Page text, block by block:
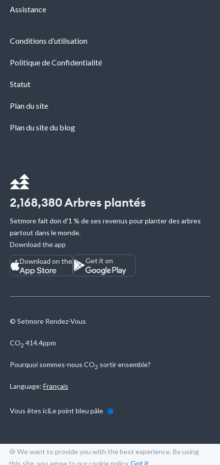
Assistance
Conditions d’utilisation
Politique de Confidentialité
Statut
Plan du site
Plan du site du blog
2,168,380 Arbres plantés
Setmore fait don d'1 % de ses revenus pour planter des arbres
partout dans le monde.
Download the app
Download on the
Get it on
© Setmore Rendez-Vous
CO2 414.4ppm
Pourquoi sommes-nous CO2 sortir ensemble?
Language: Français
Vous êtes iciLe point bleu pâle
🍪 We want to provide you with the best experience. By using
this site, you agree to our cookie policy. Got it